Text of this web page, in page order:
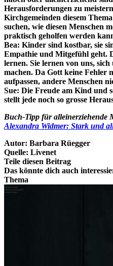
Herausforderungen zu
Kirchgemeinden diesem
suchen, wie diesen Menschen
praktisch geholfen werden
Bea: Kinder sind kostbar, sie
Empathie und Mitgefühl geht.
lernen. Sie lernen von uns,
machen. Da Gott keine Fehler
aufpassen, andere Menschen
Sue: Die Freude am Kind und
stellt jede noch so grosse
Buch-Tipp für alleinerziehende
Alexandra Widmer: Stark und
Autor: Barbara Rüegger
Quelle: Livenet
Teile diesen Beitrag
Das könnte dich auch
Thema